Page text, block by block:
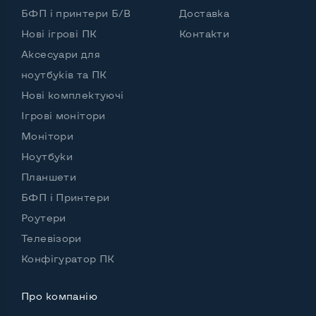
Intel Core i5-8250U (1,60 - 3,40 GHz)
Тип оперативної пам'яті
DDR4
Обʼєм оперативної памʼяті
Обʼєм накопичувача
Обʼєм HDD
Можливості відеокарти:
Тип відеокарти
Розмір відеопам'яті, Гб
БФП і принтери Б/В
Нові ігрові ПК
Аксесуари для
ноутбуків та ПК
Нові комплектуючі
Ігрові монітори
Монітори
Ноутбуки
Планшети
БФП і Принтери
Роутери
Телевізори
Конфігуратор ПК
Доставка
Контакти
Про компанію